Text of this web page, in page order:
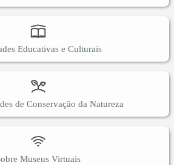
Educativas e Culturais
de Conservação da Natureza
Museus Virtuais